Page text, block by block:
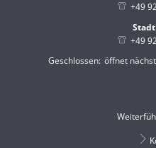
+49
+49
Klicken, um weitere
Geschlossen: öffnet